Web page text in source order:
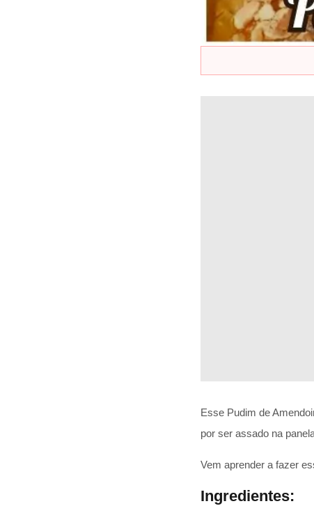
Esse Pudim de
por ser assado na
Vem aprender a fazer
Ingredientes: